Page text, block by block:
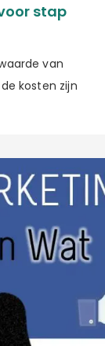
stap
van
kosten zijn